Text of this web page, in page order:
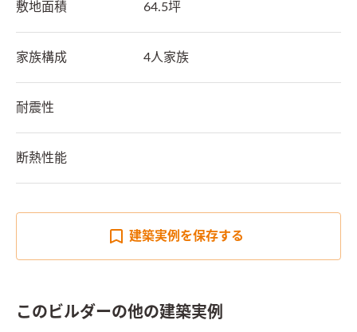
敷地面積 64.5坪
家族構成 4人家族
耐震性
断熱性能
建築実例を保存する
このビルダーの他の建築実例